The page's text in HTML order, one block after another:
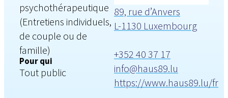
psychothérapeutique
(Entretiens individuels,
de couple ou de
famille)
Pour qui
Tout public
89, rue d’Anvers
L-1130 Luxembourg
+352 40 37 17
info@haus89.lu
https://www.haus89.lu/fr